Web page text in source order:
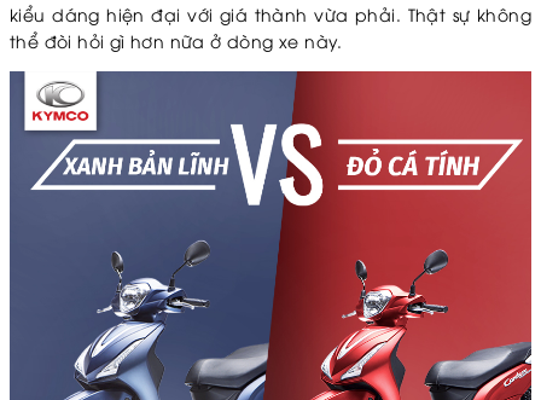
kiểu dáng hiện đại với giá thành vừa phải. Thật sự không
thể đòi hỏi gì hơn nữa ở dòng xe này.